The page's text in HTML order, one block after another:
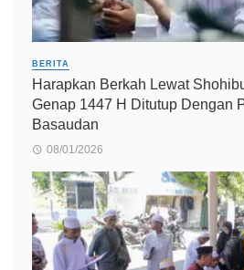
BERITA
Harapkan Berkah Lewat
Genap 1447 H Ditutup Dengan
Basaudan
08/01/2026